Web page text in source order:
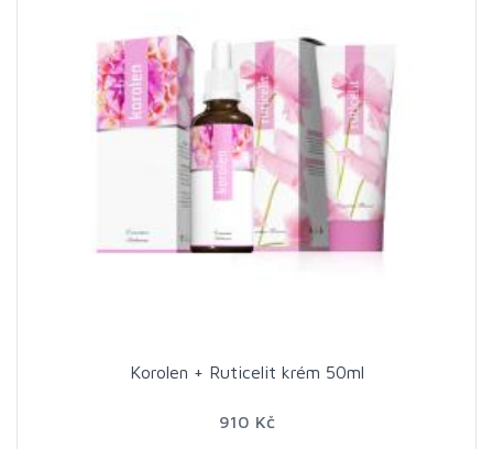
Korolen + Ruticelit krém 50ml
910 Kč